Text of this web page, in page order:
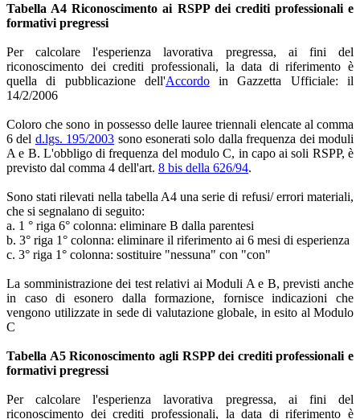
Tabella A4 Riconoscimento ai RSPP dei crediti professionali e
formativi pregressi
Per calcolare l'esperienza lavorativa pregressa, ai fini del
riconoscimento dei crediti professionali, la data di riferimento è
quella di pubblicazione dell'Accordoin Gazzetta Ufficiale: il
14/2/2006
Coloro che sono in possesso delle lauree triennali elencate al comma
6 del d.lgs. 195/2003 sono esonerati solo dalla frequenza dei moduli
A e B. L'obbligo di frequenza del modulo C, in capo ai soli RSPP, è
previsto dal comma 4 dell'art. 8 bis della 626/94.
Sono stati rilevati nella tabella A4 una serie di refusi/ errori materiali,
che si segnalano di seguito:
a. 1 ° riga 6° colonna: eliminare B dalla parentesi
b. 3° riga 1° colonna: eliminare il riferimento ai 6 mesi di esperienza
c. 3° riga 1° colonna: sostituire "nessuna" con "con"
La somministrazione dei test relativi ai Moduli A e B, previsti anche
in caso di esonero dalla formazione, fornisce indicazioni che
vengono utilizzate in sede di valutazione globale, in esito al Modulo
C
Tabella A5 Riconoscimento agli RSPP dei crediti professionali e
formativi pregressi
Per calcolare l'esperienza lavorativa pregressa, ai fini del
riconoscimento dei crediti professionali, la data di riferimento è